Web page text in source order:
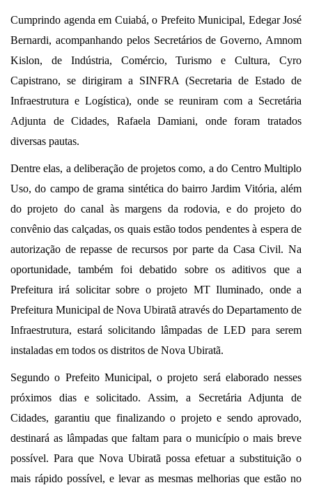
Cumprindo agenda em Cuiabá, o Prefeito Municipal, Edegar José
Bernardi, acompanhando pelos Secretários de Governo, Amnom
Kislon, de Indústria, Comércio, Turismo e Cultura, Cyro
Capistrano, se dirigiram a SINFRA (Secretaria de Estado de
Infraestrutura e Logística), onde se reuniram com a Secretária
Adjunta de Cidades, Rafaela Damiani, onde foram tratados
diversas pautas.
Dentre elas, a deliberação de projetos como, a do Centro Multiplo
Uso, do campo de grama sintética do bairro Jardim Vitória, além
do projeto do canal às margens da rodovia, e do projeto do
convênio das calçadas, os quais estão todos pendentes à espera de
autorização de repasse de recursos por parte da Casa Civil. Na
oportunidade, também foi debatido sobre os aditivos que a
Prefeitura irá solicitar sobre o projeto MT Iluminado, onde a
Prefeitura Municipal de Nova Ubiratã através do Departamento de
Infraestrutura, estará solicitando lâmpadas de LED para serem
instaladas em todos os distritos de Nova Ubiratã.
Segundo o Prefeito Municipal, o projeto será elaborado nesses
próximos dias e solicitado. Assim, a Secretária Adjunta de
Cidades, garantiu que finalizando o projeto e sendo aprovado,
destinará as lâmpadas que faltam para o município o mais breve
possível. Para que Nova Ubiratã possa efetuar a substituição o
mais rápido possível, e levar as mesmas melhorias que estão no